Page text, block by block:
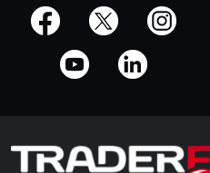
offizielle Social Media-Accounts